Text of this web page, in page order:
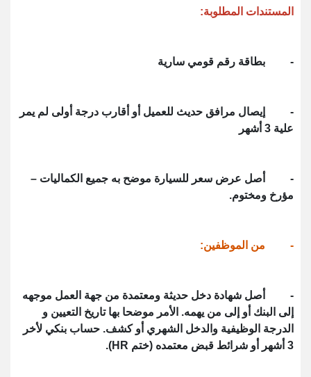
المستندات المطلوبة:
- بطاقة رقم قومي سارية
- إيصال مرافق حديث للعميل أو أقارب درجة أولى لم يمر
علية 3 أشهر
- أصل عرض سعر للسيارة موضح به جميع الكماليات –
مؤرخ ومختوم.
- من الموظفين:
- أصل شهادة دخل حديثة ومعتمدة من جهة العمل موجهه
إلى البنك أو إلى من يهمه. الأمر موضحا بها تاريخ التعيين و
الدرجة الوظيفية والدخل الشهري أو كشف. حساب بنكي لأخر
3 أشهر أو شرائط قبض معتمده (ختم HR).